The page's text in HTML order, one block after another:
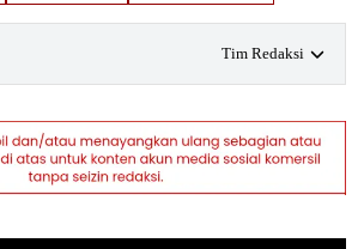
Tim Redaksi